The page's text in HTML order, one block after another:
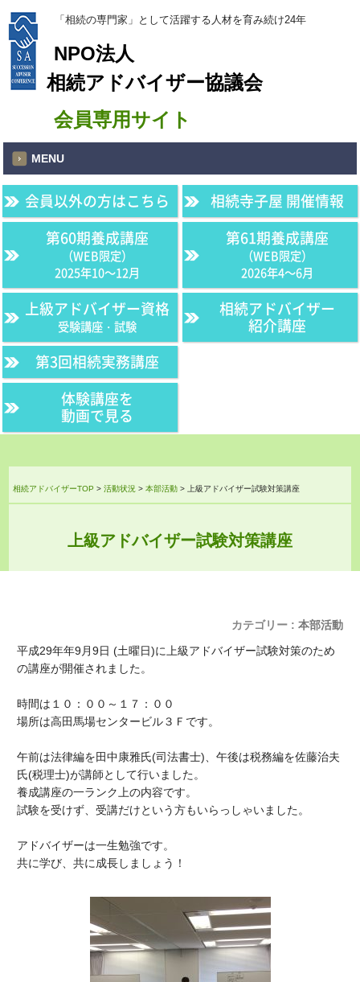
「相続の専門家」として活躍する人材を育み続け24年
NPO法人
相続アドバイザー協議会
会員専用サイト
MENU
会員以外の方はこちら
相続寺子屋 開催情報
第60期養成講座
（WEB限定）
2025年10〜12月
第61期養成講座
（WEB限定）
2026年4〜6月
上級アドバイザー資格
受験講座・試験
第3回相続実務講座
相続アドバイザー
紹介講座
体験講座を
動画で見る
相続アドバイザーTOP >活動状況 >本部活動 > 上級アドバイザー試験対策講座
上級アドバイザー試験対策講座
カテゴリー : 本部活動
平成29年年9月9日 (土曜日)に上級アドバイザー試験対策のため
の講座が開催されました。
時間は１０：００～１７：００
場所は高田馬場センタービル３Ｆです。
午前は法律編を田中康雅氏(司法書士)、午後は税務編を佐藤治夫
氏(税理士)が講師として行いました。
養成講座の一ランク上の内容です。
試験を受けず、受講だけという方もいらっしゃいました。
アドバイザーは一生勉強です。
共に学び、共に成長しましょう！